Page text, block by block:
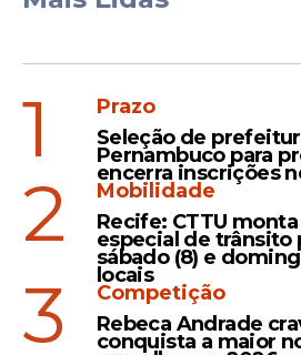
1
Prazo
Seleção de
Pernambuco para
encerra inscrições
2
Mobilidade
Recife: CTTU
especial de trânsito
sábado (8) e
locais
3
Competição
Rebeca Andrade
conquista a maior